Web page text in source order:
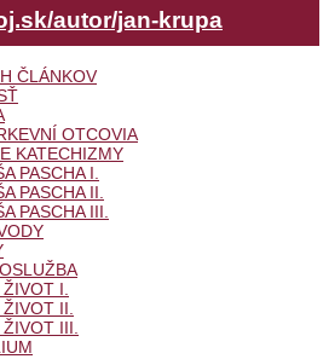
autor/jan-krupa
ČLÁNKOV
OTCOVIA
KATECHIZMY
PASCHA I.
PASCHA II.
PASCHA III.
I.
II.
III.